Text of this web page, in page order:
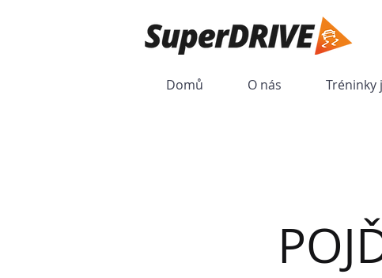
Domů O nás Tréninky